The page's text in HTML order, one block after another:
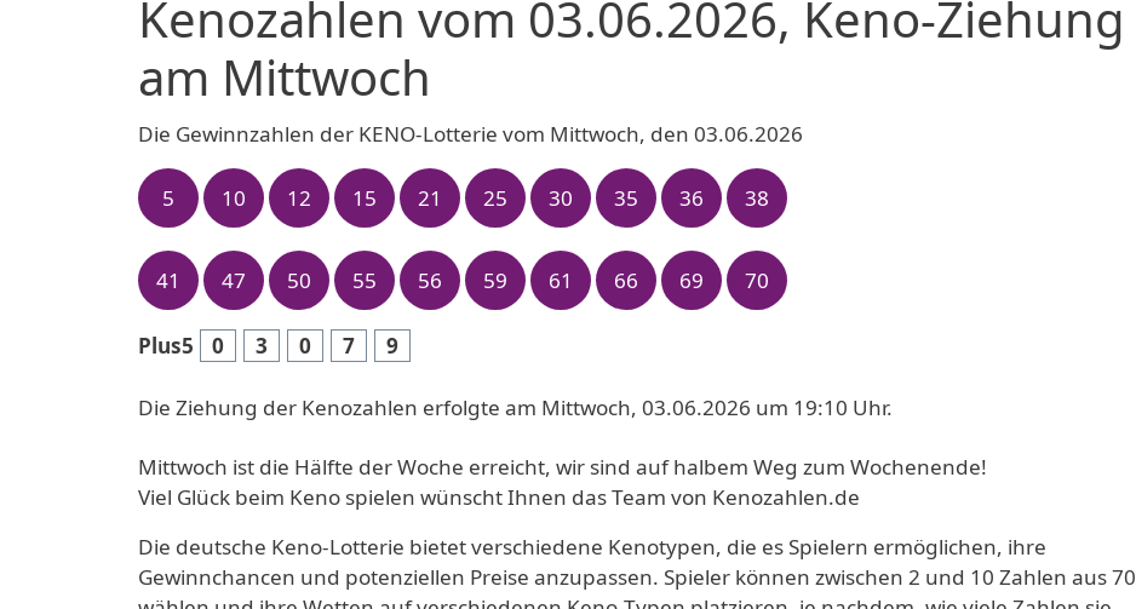
Kenozahlen vom 03.06.2026, Keno-Ziehung
am Mittwoch
Die Gewinnzahlen der KENO-Lotterie vom Mittwoch, den 03.06.2026
5 10 12 15 21 25 30 35 36 38
41 47 50 55 56 59 61 66 69 70
Plus5 0 3 0 7 9
Die Ziehung der Kenozahlen erfolgte am Mittwoch, 03.06.2026 um 19:10 Uhr.
Mittwoch ist die Hälfte der Woche erreicht, wir sind auf halbem Weg zum Wochenende!
Viel Glück beim Keno spielen wünscht Ihnen das Team von Kenozahlen.de
Die deutsche Keno-Lotterie bietet verschiedene Kenotypen, die es Spielern ermöglichen, ihre
Gewinnchancen und potenziellen Preise anzupassen. Spieler können zwischen 2 und 10 Zahlen aus 70